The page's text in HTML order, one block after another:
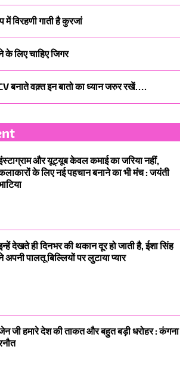
में विरहणी गाती है कुरजां
के लिए चाहिए जिगर
बनाते वक़्त इन बातो का ध्यान जरुर रखें….
और यूट्यूब केवल कमाई का जरिया नहीं,
के लिए नई पहचान बनाने का भी मंच : जयंती
देखते ही दिनभर की थकान दूर हो जाती है, ईशा सिंह
अपनी पालतू बिल्लियों पर लुटाया प्यार
जी हमारे देश की ताकत और बहुत बड़ी धरोहर : कंगना